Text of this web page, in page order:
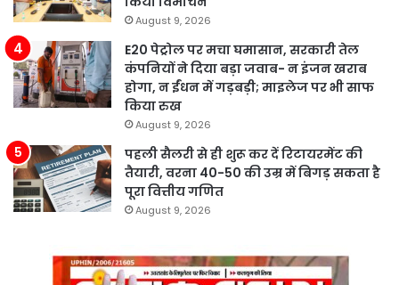
August 9, 2026
E20 पेट्रोल पर मचा घमासान, सरकारी तेल
कंपनियों ने दिया बड़ा जवाब- न इंजन खराब
होगा, न ईंधन में गड़बड़ी; माइलेज पर भी साफ
किया रुख
August 9, 2026
पहली सैलरी से ही शुरू कर दें रिटायरमेंट की
तैयारी, वरना 40-50 की उम्र में बिगड़ सकता है
पूरा वित्तीय गणित
August 9, 2026